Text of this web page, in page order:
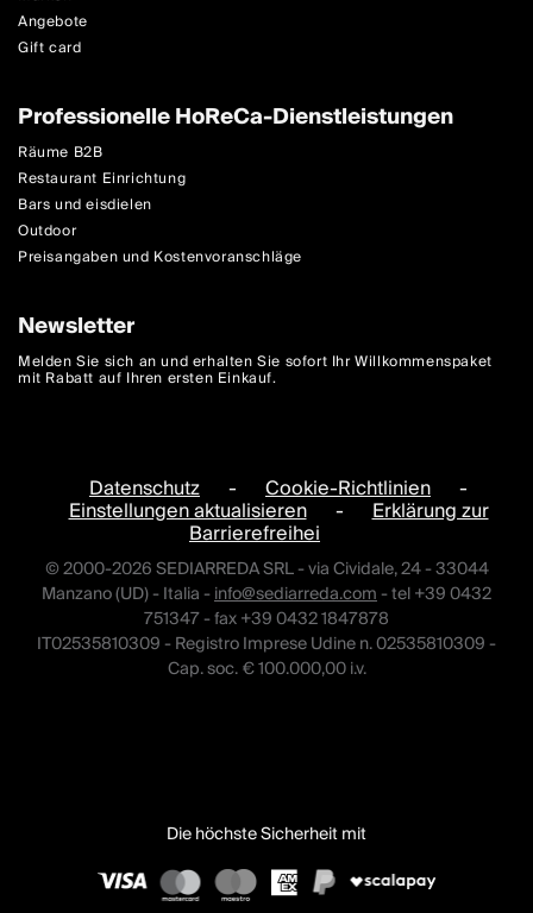
Angebote
Gift card
Professionelle HoReCa-Dienstleistungen
Räume B2B
Restaurant Einrichtung
Bars und eisdielen
Outdoor
Preisangaben und Kostenvoranschläge
Newsletter
Melden Sie sich an und erhalten Sie sofort Ihr Willkommenspaket
mit Rabatt auf Ihren ersten Einkauf.
Datenschutz - Cookie-Richtlinien -
Einstellungen aktualisieren - Erklärung zur
Barrierefreihei
© 2000-2026 SEDIARREDA SRL - via Cividale, 24 - 33044
Manzano (UD) - Italia -info@sediarreda.com- tel +39 0432
751347 - fax +39 0432 1847878
IT02535810309 - Registro Imprese Udine n. 02535810309 -
Cap. soc. € 100.000,00 i.v.
Die höchste Sicherheit mit